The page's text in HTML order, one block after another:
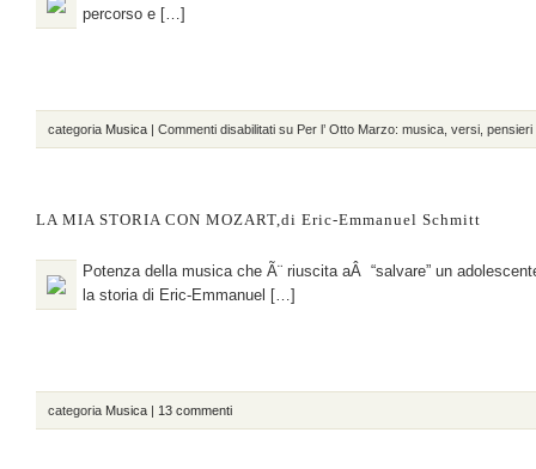
percorso e […]
categoria Musica | Commenti disabilitati su Per l’ Otto Marzo: musica, versi,
LA MIA STORIA CON MOZART,di Eric-Emmanuel Schmitt
Potenza della musica che Ã¨ riuscita aÂ “salvare” un
la storia di Eric-Emmanuel […]
categoria Musica | 13 commenti